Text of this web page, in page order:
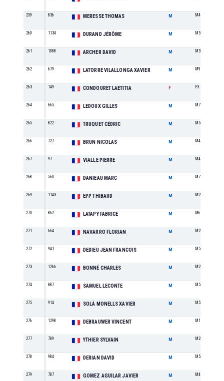
259 836 MERESSE THOMAS M M4
260 1134 DURAND JÉRÔME M M5
261 1088 ARCHER DAVID M M3
262 679 LATORRE VILALLONGA XAVIER M M9
263 149 CONDOURET LAETITIA F F3
264 665 LEDOUX GILLES M M7
265 822 TRUQUET CÉDRIC M M5
266 727 BRUN NICOLAS M M4
267 97 VIALLE PIERRE M M4
268 560 DANIEAU MARC M M7
269 1143 EPP THIBAUD M M2
270 862 LATAPY FABRICE M M6
271 664 NAVARRO FLORIAN M M2
272 941 DEDIEU JEAN FRANCOIS M M5
273 1266 BONNÉ CHARLES M M2
274 887 SAMUEL LECONTE M M5
275 914 SOLÀ MONELLS XAVIER M M5
276 1298 DEBRAUWER VINCENT M M1
277 789 YTHIER SYLVAIN M M2
278 984 DERIAN DAVID M M5
279 787 GOMEZ AGUILAR JAVIER M M4